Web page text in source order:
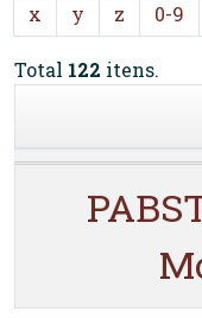
x
y z 0-9
Total 122 itens.